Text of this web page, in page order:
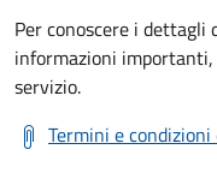
Per conoscere i dettagli
informazioni
servizio.
Termini e